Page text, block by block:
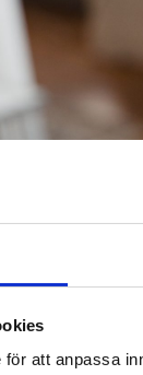
att anpassa